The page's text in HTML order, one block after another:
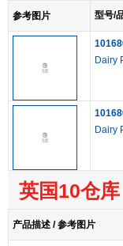
参考图片 型号/
Dairy
Dairy
英国10仓库
产品描述 / 参考图片